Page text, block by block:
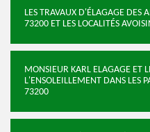
LES TRAVAUX D'ÉLAGAGE DES
73200 ET LES LOCALITÉS
MONSIEUR KARL ELAGAGE ET
L'ENSOLEILLEMENT DANS LES
73200